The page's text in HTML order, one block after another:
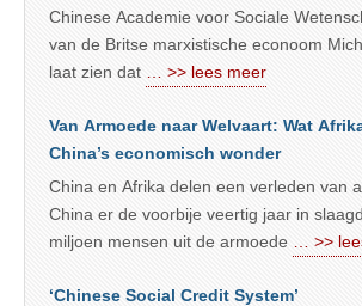
Chinese Academie voor Sociale
van de Britse marxistische econoom
laat zien dat
… >> lees meer
Van Armoede naar Welvaart: Wat
China’s economisch wonder
China en Afrika delen een verleden van
China er de voorbije veertig jaar in
miljoen mensen uit de armoede
… >>
‘Chinese Social Credit System’